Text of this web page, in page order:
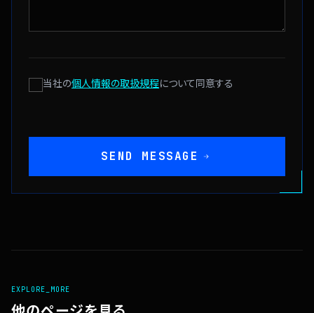
当社の個人情報の取扱規程について同意する
SEND MESSAGE
EXPLORE_MORE